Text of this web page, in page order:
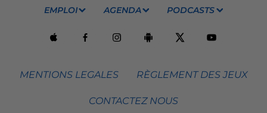
EMPLOI AGENDA PODCASTS
MENTIONS LEGALES RÈGLEMENT DES JEUX
CONTACTEZ NOUS